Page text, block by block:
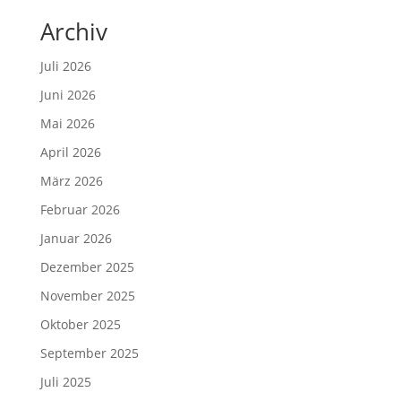
Archiv
Juli 2026
Juni 2026
Mai 2026
April 2026
März 2026
Februar 2026
Januar 2026
Dezember 2025
November 2025
Oktober 2025
September 2025
Juli 2025